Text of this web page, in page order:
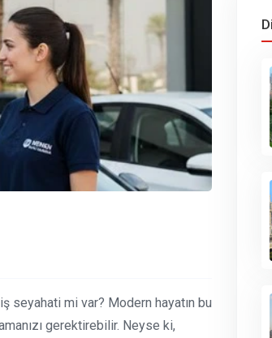
seyahati mi var? Modern hayatın bu
gerektirebilir. Neyse ki,